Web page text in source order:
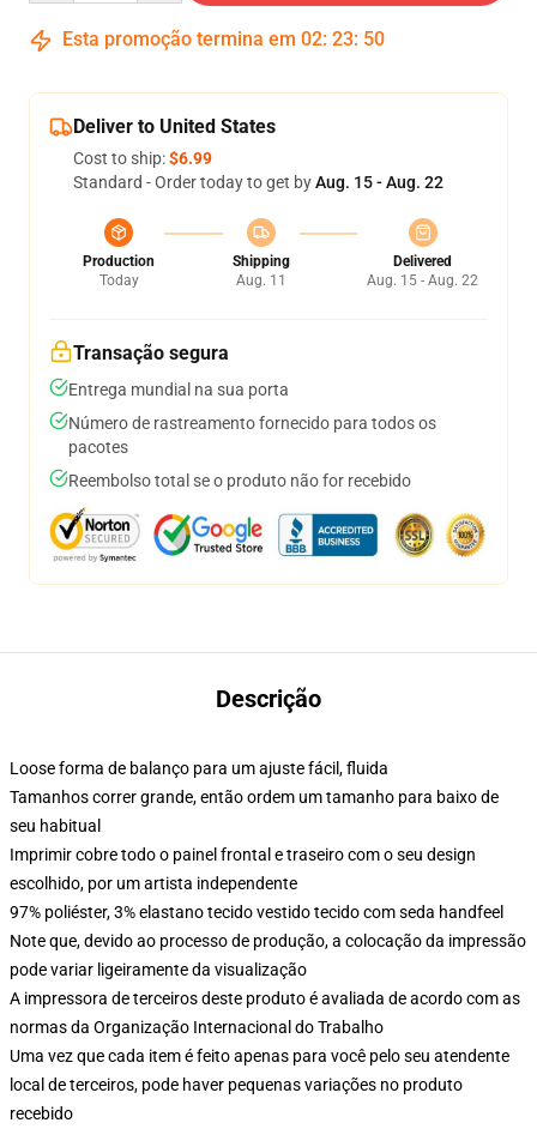
Esta promoção termina em 02: 23: 50
Deliver to United States
Cost to ship:$6.99
Standard - Order today to get byAug. 15 - Aug. 22
Production
Today
Shipping
Aug. 11
Delivered
Aug. 15 - Aug. 22
Transação segura
Entrega mundial na sua porta
Número de rastreamento fornecido para todos os
pacotes
Reembolso total se o produto não for recebido
Descrição
Loose forma de balanço para um ajuste fácil, fluida
Tamanhos correr grande, então ordem um tamanho para baixo de
seu habitual
Imprimir cobre todo o painel frontal e traseiro com o seu design
escolhido, por um artista independente
97% poliéster, 3% elastano tecido vestido tecido com seda handfeel
Note que, devido ao processo de produção, a colocação da impressão
pode variar ligeiramente da visualização
A impressora de terceiros deste produto é avaliada de acordo com as
normas da Organização Internacional do Trabalho
Uma vez que cada item é feito apenas para você pelo seu atendente
local de terceiros, pode haver pequenas variações no produto
recebido